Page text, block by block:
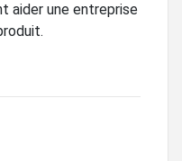
aider une entreprise